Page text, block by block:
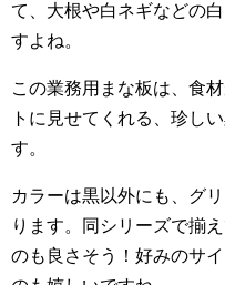
て、大根や白ネギなどの
すよね。
この業務用まな板は、食
トに見せてくれる、珍し
す。
カラーは黒以外にも、グ
ります。同シリーズで揃
のも良さそう！好みのサ